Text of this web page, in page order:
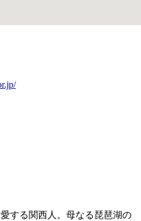
する関西人。母なる琵琶湖の